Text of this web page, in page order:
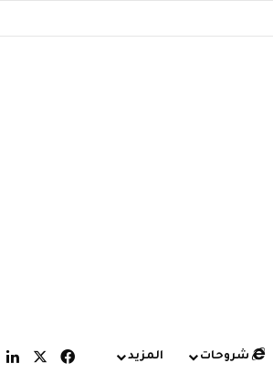
شروحات المزيد فيسبوك